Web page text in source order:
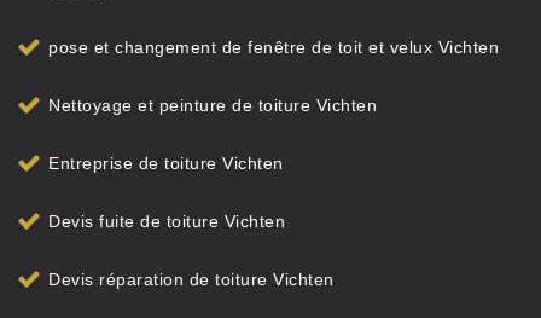
pose et changement de fenêtre de toit et velux Vichten
Nettoyage et peinture de toiture Vichten
Entreprise de toiture Vichten
Devis fuite de toiture Vichten
Devis réparation de toiture Vichten